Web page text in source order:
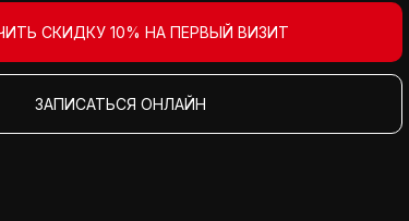
СКИДКУ 10% НА ПЕРВЫЙ ВИЗИТ
ЗАПИСАТЬСЯ ОНЛАЙН